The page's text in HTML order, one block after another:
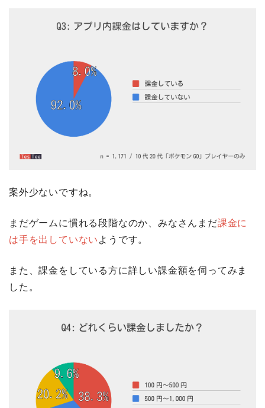
案外少ないですね。
まだゲームに慣れる段階なのか、みなさんまだ課金に
は手を出していない ようです。
また、課金をしている方に詳しい課金額を伺ってみま
した。